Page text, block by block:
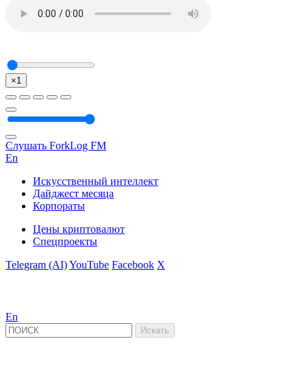
×1
Слушать ForkLog FM
En
Искусственный интеллект
Дайджест месяца
Корпораты
Цены криптовалют
Спецпроекты
Telegram (AI)YouTube Facebook X
En